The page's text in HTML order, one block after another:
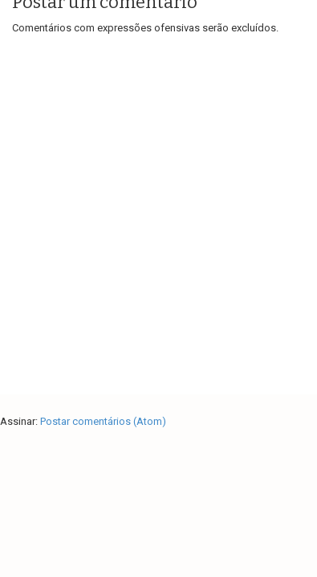
Comentários com expressões ofensivas serão excluídos.
Assinar: Postar comentários (Atom)